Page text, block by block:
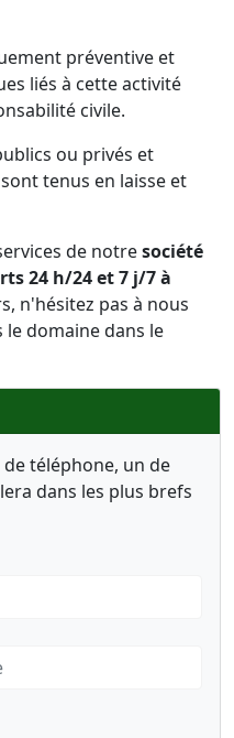
préventive et
liés à cette activité
civile.
ou privés et
tenus en laisse et
de notresociété
24 h/24 et 7 j/7 à
n'hésitez pas à nous
domaine dans le
téléphone, un de
dans les plus brefs